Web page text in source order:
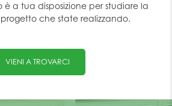
è a tua disposizione per studiare la
che state realizzando.
VIENI A TROVARCI